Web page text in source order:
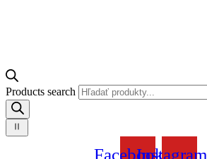
Products search
FacebookInstagram